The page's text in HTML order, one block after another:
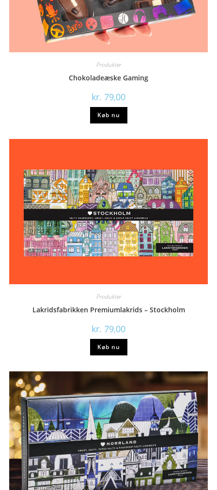
Produkter
Chokoladeæske Gaming
kr. 79,00
Køb nu
Produkter
Lakridsfabrikken Premiumlakrids – Stockholm
kr. 79,00
Køb nu